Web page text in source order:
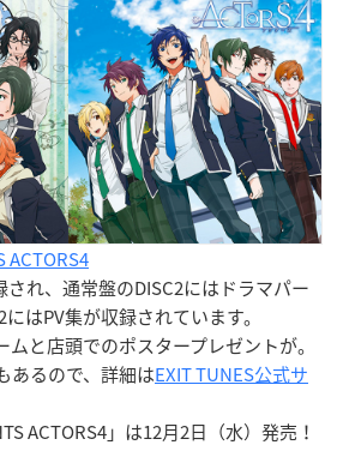
ACTORS4
され、通常盤のDISC2にはドラマパー
はPV集が収録されています。
と店頭でのポスタープレゼントが。
あるので、詳細はEXIT TUNES公式サ
ACTORS4」は12月2日（水）発売！